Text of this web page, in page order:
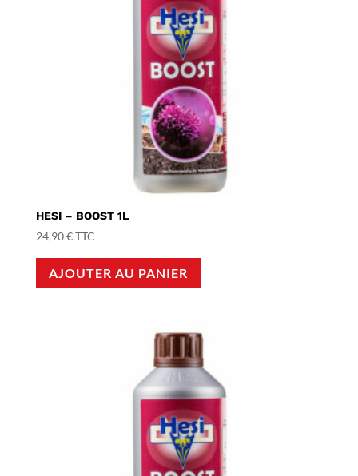
HESI – BOOST 1L
24,90€TTC
AJOUTER AU PANIER